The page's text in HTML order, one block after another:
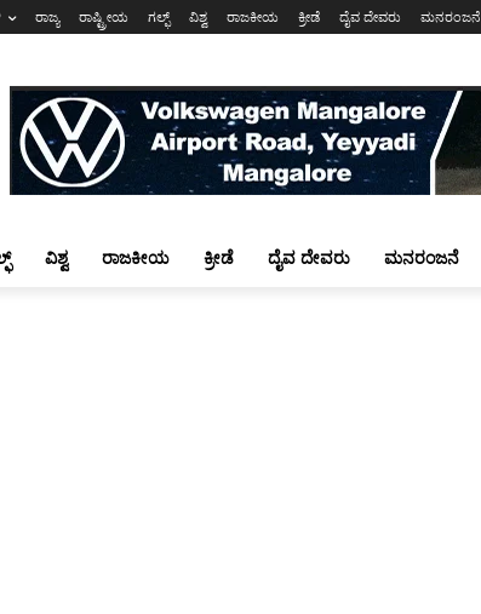
ರಾಜ್ಯ ರಾಷ್ಟ್ರೀಯ ಗಲ್ಫ್ ವಿಶ್ವ ರಾಜಕೀಯ ಕ್ರೀಡೆ ದೈವ ದೇವರು ಮನರಂಜನೆ
ವಿಶ್ವ ರಾಜಕೀಯ ಕ್ರೀಡೆ ದೈವ ದೇವರು ಮನರಂಜನೆ